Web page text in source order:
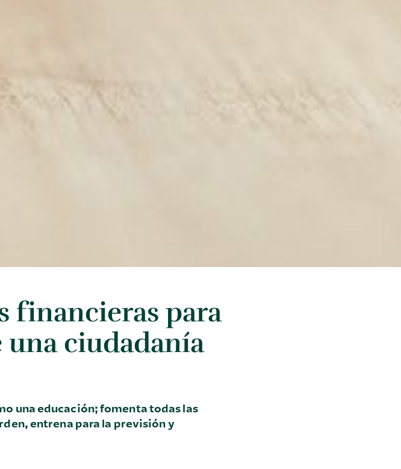
financieras para
ciudadanía
una educación; fomenta todas las
entrena para la previsión y